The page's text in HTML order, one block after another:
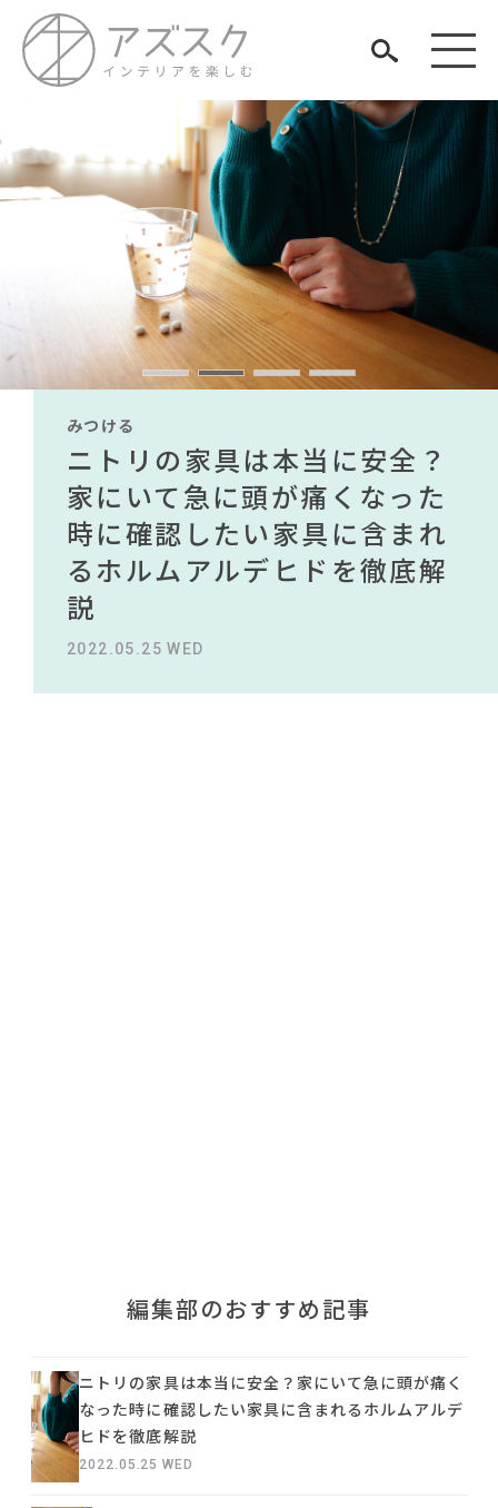
TAG LIST
#テーブル #テレワーク #河淳#映画
#材木屋のおやじとせがれ#中村アン#unico
#タンスのゲン
#ファニタメ#木図鑑
#インダストリアルスタイル #インテリアの法則
#良品計画#家具 #照明 #オフィスチェア
#岸井ゆきの
#カリモク家具 #ニトリ#関家具
#インテリアスタイリングの法則
#2022 秋ドラマ
#大川家具
#インテリアコーディネート
見つける
知る
楽しむ
ARCHIVE
NEWS
ABOUT
みつける
無印で有名デザイナーのアイ
テムが手に入る？無印良品で
買える有名デザイナーがデザ
インしたインテリアを一挙紹
介
2022.10.24 MON
みつける
IKEA家具は引っ越し業者を悩
ませる？引っ越し業者に敬遠
されている理由を徹底解
説！！
2023.09.27 WED
みつける
ニトリの家具は本当に安全？
家にいて急に頭が痛くなった
時に確認したい家具に含まれ
るホルムアルデヒドを徹底解
説
2022.05.25 WED
みつける
【部屋をおしゃれにしたい人
必見】今話題のインテリアス
タイルから定番スタイルまで
紹介！おすすめインテリアス
タイル18選
2023.09.23 SAT
みつける
無印で有名デザイナーのアイ
テムが手に入る？無印良品で
買える有名デザイナーがデザ
インしたインテリアを一挙紹
介
2022.10.24 MON
みつける
IKEA家具は引っ越し業者を悩
ませる？引っ越し業者に敬遠
されている理由を徹底解
説！！
2023.09.27 WED
編集部のおすすめ記事
ニトリの家具は本当に安全？家にいて急に頭が痛く
なった時に確認したい家具に含まれるホルムアルデ
ヒドを徹底解説
2022.05.25 WED